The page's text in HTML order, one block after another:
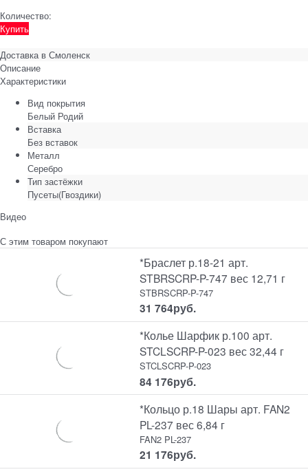
Количество:
Купить
Доставка в Смоленск
Описание
Характеристики
Вид покрытия
Белый Родий
Вставка
Без вставок
Металл
Серебро
Тип застёжки
Пусеты(Гвоздики)
Видео
С этим товаром покупают
*Браслет р.18-21 арт.
STBRSCRP-P-747 вес 12,71 г
STBRSCRP-P-747
31 764руб.
*Колье Шарфик р.100 арт.
STCLSCRP-P-023 вес 32,44 г
STCLSCRP-P-023
84 176руб.
*Кольцо р.18 Шары арт. FAN2
PL-237 вес 6,84 г
FAN2 PL-237
21 176руб.